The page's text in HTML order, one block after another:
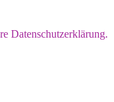
Datenschutzerklärung.